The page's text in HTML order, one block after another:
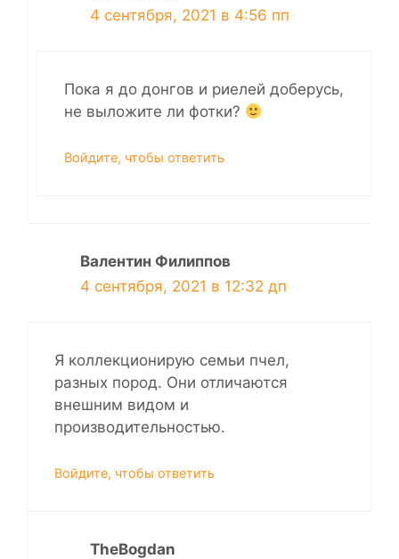
4 сентября, 2021 в 4:56 пп
Пока я до донгов и риелей доберусь,
не выложите ли фотки?
Войдите, чтобы ответить
Валентин Филиппов
4 сентября, 2021 в 12:32 дп
Я коллекционирую семьи пчел,
разных пород. Они отличаются
внешним видом и
производительностью.
Войдите, чтобы ответить
TheBogdan